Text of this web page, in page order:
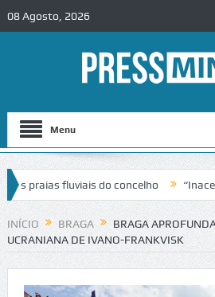
08 Agosto, 2026
Menu
fluviais do concelho
trânsito no IC2 em Alcobaça
INÍCIO BRAGA
BRAGA
UCRANIANA DE IVANO-FRANKVISK